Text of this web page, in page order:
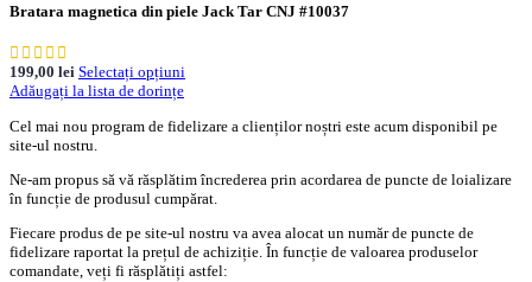
Bratara magnetica din piele Jack Tar CNJ #10037
199,00 lei Selectați opțiuni
Adăugați la lista de dorințe
Cel mai nou program de fidelizare a clienților noștri este acum disponibil pe
site-ul nostru.
Ne-am propus să vă răsplătim încrederea prin acordarea de puncte de loializare
în funcție de produsul cumpărat.
Fiecare produs de pe site-ul nostru va avea alocat un număr de puncte de
fidelizare raportat la prețul de achiziție. În funcție de valoarea produselor
comandate, veți fi răsplătiți astfel: